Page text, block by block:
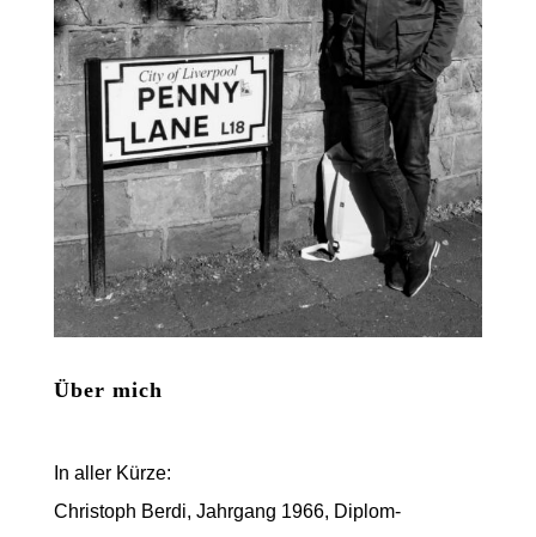
Über mich
In aller Kürze:
Christoph Berdi, Jahrgang 1966, Diplom-